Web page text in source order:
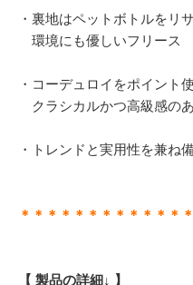
・裏地はペットボトルをリ
環境にも優しいフリース
・コーデュロイをポイント
クラシカルかつ高級感の
・トレンドと実用性を兼ね
＊＊＊＊＊＊＊＊＊＊＊＊
【 製品の詳細↓ 】